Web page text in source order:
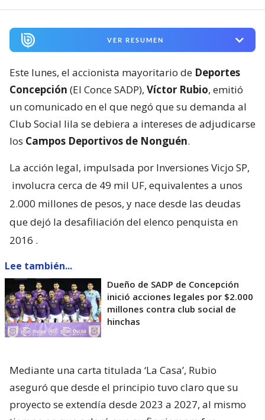
VER RESUMEN
Este lunes, el accionista mayoritario de Deportes
Concepción (El Conce SADP), Víctor Rubio, emitió
un comunicado en el que negó que su demanda al
Club Social lila se debiera a intereses de adjudicarse
los Campos Deportivos de Nonguén.
La acción legal, impulsada por Inversiones Vicjo SP,
involucra cerca de 49 mil UF, equivalentes a unos
2.000 millones de pesos, y nace desde las deudas
que dejó la desafiliación del elenco penquista en
2016 .
Lee también...
Dueño de SADP de Concepción
inició acciones legales por $2.000
millones contra club social de
hinchas
Mediante una carta titulada ‘La Casa’, Rubio
aseguró que desde el principio tuvo claro que su
proyecto se extendía desde 2023 a 2027, al mismo